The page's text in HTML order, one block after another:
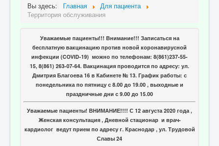
Вы здесь: Главная
Для пациента
Территория обслуживания
Уважаемые пациенты!!! Внимание!!! Записаться на
бесплатную вакцинацию против новой коронавирусной
инфекции (COVID-19) можно по телефонам: 8(861)237-55-
15, 8(861) 263-07-64. Вакцинация проводится по адресу: ул.
Дмитрия Благоева 16 в Кабинете № 13. График работы: с
понедельника по пятницу с 8.00 до 19.00 , выходные и
праздничные дни с 9.00 до 15.00
Уважаемые пациенты! ВНИМАНИЕ!!!! С 12 августа 2020 года ,
Женская консультация , Дневной стационар и врач-
кардиолог ведут прием по адресу г. Краснодар , ул. Трудовой
Славы 24